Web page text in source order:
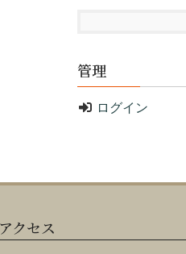
管理
ログイン
アクセス